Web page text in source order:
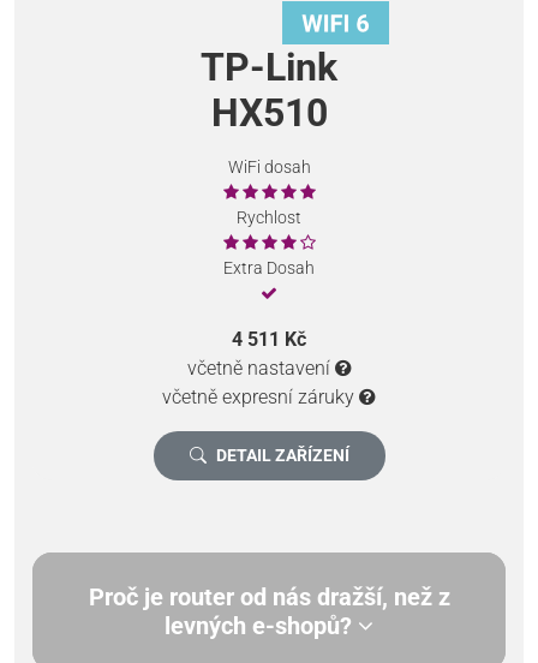
TP-Link
HX510
WiFi dosah
Rychlost
Extra Dosah
4 511 Kč
včetně nastavení
včetně expresní záruky
DETAIL ZAŘÍZENÍ
Proč je router od nás dražší, než z
levných e-shopů?